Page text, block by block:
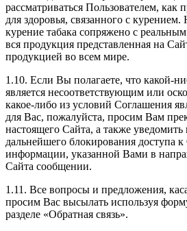
рассматриваться Пользователем, как
для здоровья, связанного с курением.
курение табака сопряжено с
вся продукция представленная на
продукцией во всем мире.
1.10. Если Вы полагаете, что какой-
является несоответствующим или
какое-либо из условий Соглашения
для Вас, пожалуйста, просим Вам
настоящего Сайта, а также уведомить
дальнейшего блокирования доступа
информации, указанной Вами в
Сайта сообщении.
1.11. Все вопросы и предложения,
просим Вас высылать используя
разделе «Обратная связь».